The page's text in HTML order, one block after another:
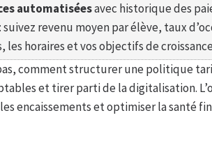
automatiséesavec historique des
: suivez revenu moyen par élève, taux
les horaires et vos objectifs de
comment structurer une politique
et tirer parti de la digitalisation.
encaissements et optimiser la santé